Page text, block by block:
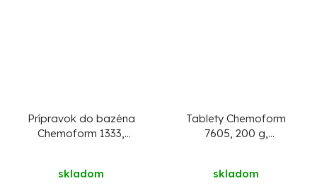
Prípravok do bazéna
Chemoform 1333,
skladom
Tablety Chemoform
7605, 200 g,
5 kg
skladom